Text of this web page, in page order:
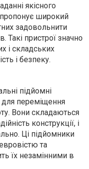
якісного
широкий
задовольнити
Такі пристрої значно
і складських
і безпеку.
підйомні
для переміщення
Вони складаються
конструкції, і
Ці підйомники
та
їх незамінними в